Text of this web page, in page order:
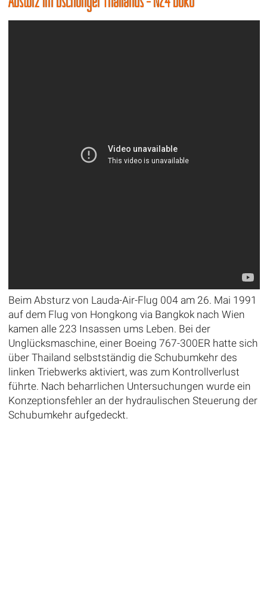
Beim Absturz von Lauda-Air-Flug 004 am 26. Mai 1991
auf dem Flug von Hongkong via Bangkok nach Wien
kamen alle 223 Insassen ums Leben. Bei der
Unglücksmaschine, einer Boeing 767-300ER hatte sich
über Thailand selbstständig die Schubumkehr des
linken Triebwerks aktiviert, was zum Kontrollverlust
führte. Nach beharrlichen Untersuchungen wurde ein
Konzeptionsfehler an der hydraulischen Steuerung der
Schubumkehr aufgedeckt.